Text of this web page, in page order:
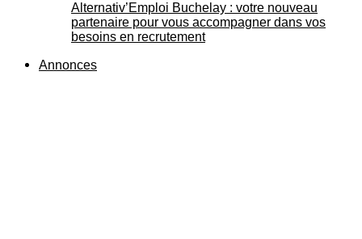
Alternativ’Emploi Buchelay : votre nouveau
partenaire pour vous accompagner dans vos
besoins en recrutement
Annonces